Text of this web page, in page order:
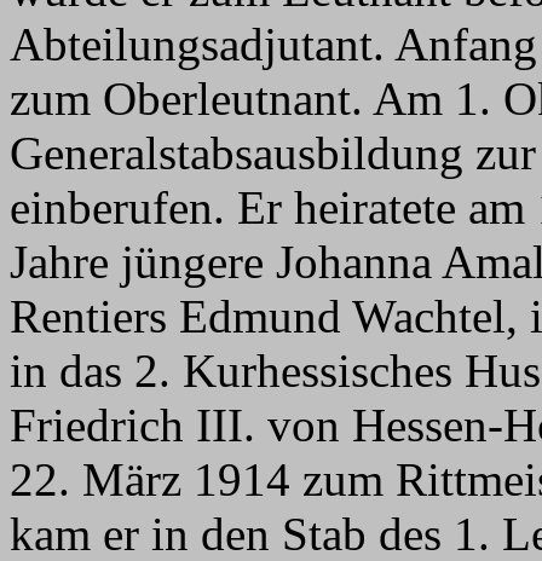
Abteilungsadjutant.
zum Oberleutnant. Am 1.
Generalstabsausbildung
einberufen. Er heiratete
Jahre jüngere Johanna
Rentiers Edmund
in das 2. Kurhessisches
Friedrich III. von Hessen-
22. März 1914 zum
kam er in den Stab des 1.